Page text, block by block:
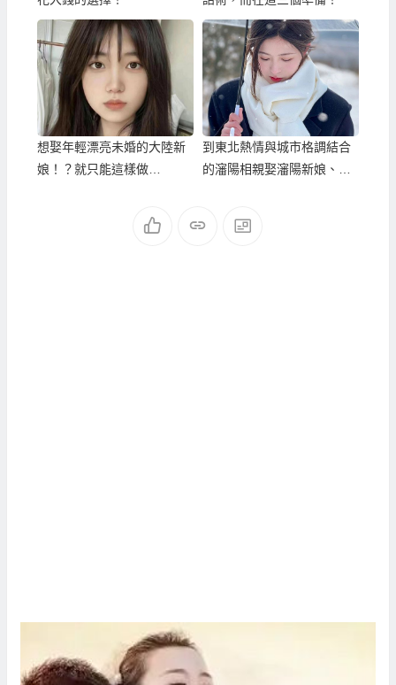
想娶年輕漂亮未婚的大陸新
娘！？就只能這樣做…
到東北熱情與城市格調結合
的瀋陽相親娶瀋陽新娘、東